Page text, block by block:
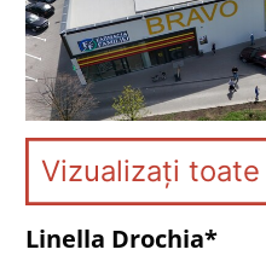
Vizualizați
Linella Drochia*